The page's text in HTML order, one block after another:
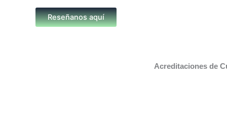
Reseñanos aquí
Acreditaciones de